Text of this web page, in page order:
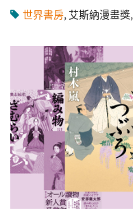
世界書房, 艾斯納漫畫獎,